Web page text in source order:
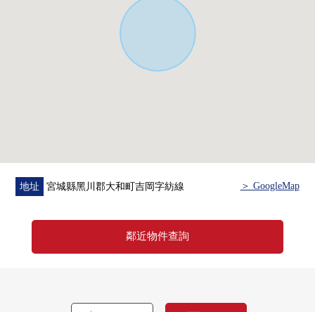
○Youk-Benimaru大和吉岡店 步行12分鐘的約960m
○DAISO Youk-Benimaru大和吉岡店 步行12分鐘的約960m
○七十七銀行(吉岡分店) 步行13分鐘的約1010m
○藥王堂宮城大和店 步行17分鐘的約1300m
地址 宮城縣黑川郡大和町吉岡字紡線 ＞ GoogleMap
鄰近物件查詢